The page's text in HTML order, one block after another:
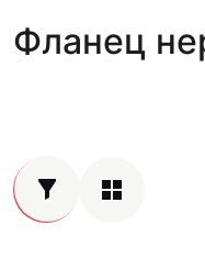
Фланец